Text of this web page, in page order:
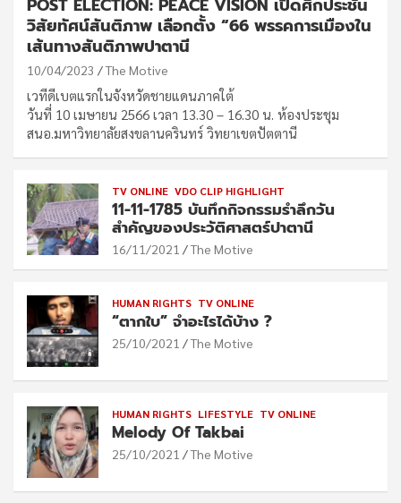
POST ELECTION: PEACE VISION เปิดศึกประชัน
วิสัยทัศน์สันติภาพ เลือกตั้ง “66 พรรคการเมืองใน
เส้นทางสันติภาพปาตานี
10/04/2023 The Motive
เวทีดีเบตแรกในจังหวัดชายแดนภาคใต้
วันที่ 10 เมษายน 2566 เวลา 13.30 – 16.30 น. ห้องประชุม
สนอ.มหาวิทยาลัยสงขลานครินทร์ วิทยาเขตปัตตานี
TV ONLINE VDO CLIP HIGHLIGHT
11-11-1785 บันทึกกิจกรรมรำลึกวัน
สำคัญของประวัติศาสตร์ปาตานี
16/11/2021 The Motive
HUMAN RIGHTS TV ONLINE
“ตากใบ” จำอะไรได้บ้าง ?
25/10/2021 The Motive
HUMAN RIGHTS LIFESTYLE TV ONLINE
Melody Of Takbai
25/10/2021 The Motive